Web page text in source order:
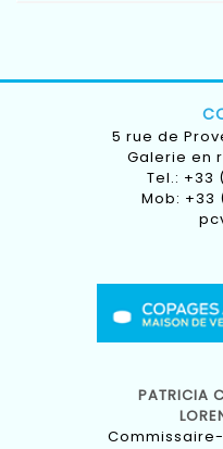
5 rue de
Galerie en
Tel.: +33
Mob: +33
PATRICIA